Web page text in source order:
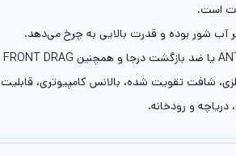
است.
آب شور بوده و قدرت بالایی به چرخ می‌دهد.
شافت تقویت شده، بالانس کامپیوتری،
دریاچه و رودخانه.